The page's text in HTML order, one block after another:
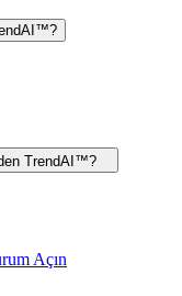
TrendAI™?
Açın